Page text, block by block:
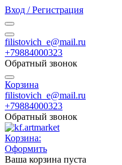
Вход / Регистрация
filistovich_e@mail.ru
+79884000323
Обратный звонок
Корзина
filistovich_e@mail.ru
+79884000323
Обратный звонок
Корзина:
Оформить
Ваша корзина пуста